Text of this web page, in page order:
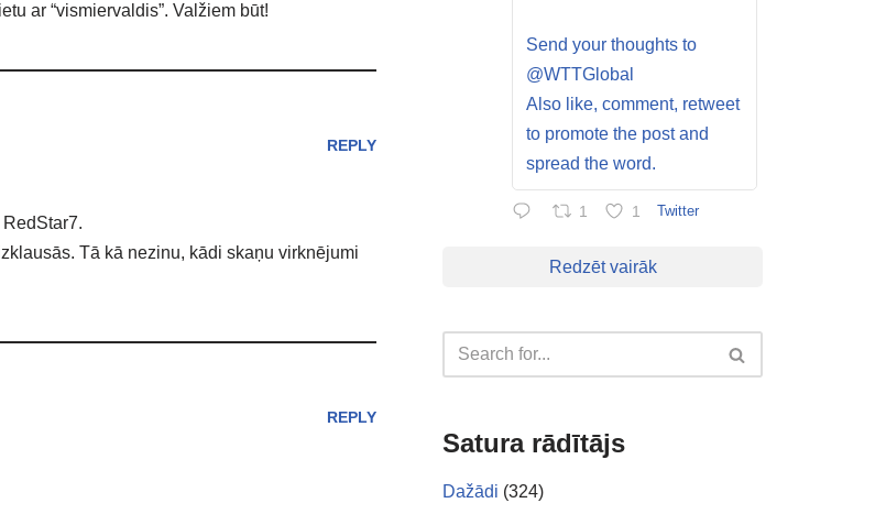
ar “vismiervaldis”. Valžiem būt!
REPLY
Tā kā nezinu, kādi skaņu virknējumi
REPLY
Send your thoughts to
@WTTGlobal
Also like, comment, retweet
to promote the post and
spread the word.
1 1 Twitter
Redzēt vairāk
Satura rādītājs
Dažādi (324)